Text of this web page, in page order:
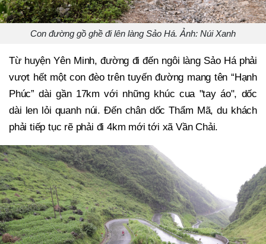
Con đường gồ ghề đi lên làng Sảo Há. Ảnh: Núi Xanh
Từ huyện Yên Minh, đường đi đến ngôi làng Sảo Há phải
vượt hết một con đèo trên tuyến đường mang tên “Hạnh
Phúc” dài gần 17km với những khúc cua "tay áo", dốc
dài len lỏi quanh núi. Đến chân dốc Thẩm Mã, du khách
phải tiếp tục rẽ phải đi 4km mới tới xã Vần Chải.